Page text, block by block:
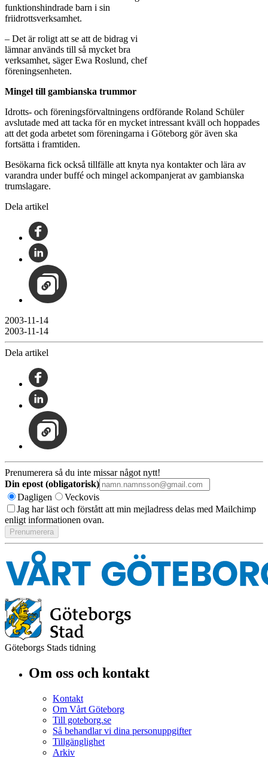
funktionshindrade barn i sin
friidrottsverksamhet.
– Det är roligt att se att de bidrag vi
lämnar används till så mycket bra
verksamhet, säger Ewa Roslund, chef
föreningsenheten.
Mingel till gambianska trummor
Idrotts- och föreningsförvaltningens ordförande Roland Schüler
avslutade med att tacka för en mycket intressant kväll och hoppades
att det goda arbetet som föreningarna i Göteborg gör även ska
fortsätta i framtiden.
Besökarna fick också tillfälle att knyta nya kontakter och lära av
varandra under buffé och mingel ackompanjerat av gambianska
trumslagare.
Dela artikel
2003-11-14
2003-11-14
Dela artikel
Prenumerera så du inte missar något nytt!
Din epost (obligatorisk)
Dagligen
Veckovis
Jag har läst och förstått att min mejladress delas med Mailchimp
enligt informationen ovan.
Göteborgs Stads tidning
Om oss och kontakt
Kontakt
Om Vårt Göteborg
Till goteborg.se
Så behandlar vi dina personuppgifter
Tillgänglighet
Arkiv